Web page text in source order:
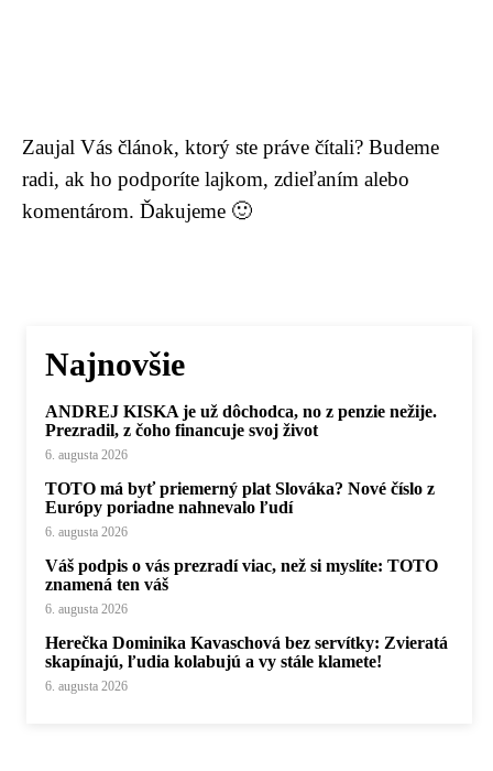
Zaujal Vás článok, ktorý ste práve čítali? Budeme
radi, ak ho podporíte lajkom, zdieľaním alebo
komentárom. Ďakujeme 🙂
Najnovšie
ANDREJ KISKA je už dôchodca, no z penzie nežije.
Prezradil, z čoho financuje svoj život
6. augusta 2026
TOTO má byť priemerný plat Slováka? Nové číslo z
Európy poriadne nahnevalo ľudí
6. augusta 2026
Váš podpis o vás prezradí viac, než si myslíte: TOTO
znamená ten váš
6. augusta 2026
Herečka Dominika Kavaschová bez servítky: Zvieratá
skapínajú, ľudia kolabujú a vy stále klamete!
6. augusta 2026